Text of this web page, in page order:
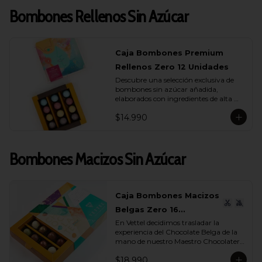
Bombones Rellenos Sin Azúcar
Caja Bombones Premium
Rellenos Zero 12 Unidades
Descubre una selección exclusiva de
bombones sin azúcar añadida,
elaborados con ingredientes de alta
calidad y rellenos suaves que realzan
cada capa de sabor.
indulgencia equilibrada, donde el
cacao es protagonista y cada textura
La colección incluye una cuidada
variedad de sabores (endulzados con
alulosa): maracuyá, avellana,
caramelo y leche, donde cada bombón
ofrece una experiencia distinta.
Rellenos cremosos, notas profundas de
ingredientes nobles, no de azúcares
$14.990
Bombones Macizos Sin Azúcar
Caja Bombones Macizos
Belgas Zero 16
Unidades
En Vettel decidimos trasladar la
experiencia del Chocolate Belga de la
mano de nuestro Maestro Chocolatero
para crear estas piezas de bombones
macizos sin azúcar añadida de